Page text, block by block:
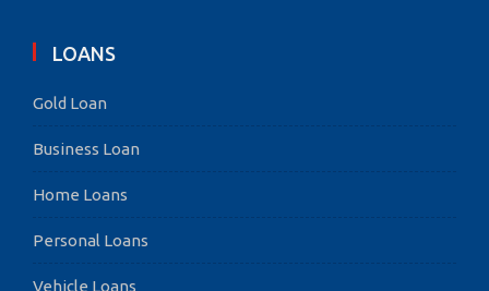
LOANS
Gold Loan
Business Loan
Home Loans
Personal Loans
Vehicle Loans